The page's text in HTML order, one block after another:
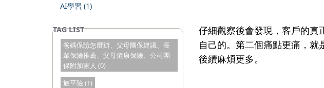
AI學習 (1)
爸媽保險怎麼辦、父母團保建議、長
輩保險推薦、父母健康保險、公司團
保附加家人 (0)
旅平險 (1)
仔細觀察後會發現，客戶的真
自己的。第二個痛點更痛，
後續麻煩更多。